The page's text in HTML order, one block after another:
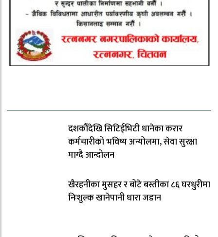
दशकौँदेखि सिटिईभिटी धानेका करार
कर्मचारीको भविष्य अन्योलमा, सेवा सुरक्षा
माग्दै आन्दोलन
खैरहनीका मुसहर र बोटे बस्तीका ८६ घरधुरीमा
निःशुल्क खानेपानी धारा जडान